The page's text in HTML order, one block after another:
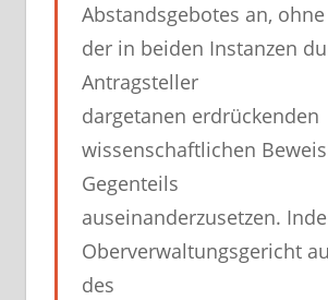
Abstandsgebotes an,
der in beiden Instanzen
Antragsteller
dargetanen erdrückenden
wissenschaftlichen
Gegenteils
auseinanderzusetzen.
Oberverwaltungsgericht
des